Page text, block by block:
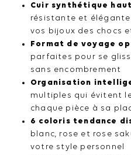
Cuir synthétique
résistante et
vos bijoux des chocs
Format de voyage
parfaites pour se
sans encombrement
Organisation
multiples qui évitent
chaque pièce à sa
6 coloris tendance
blanc, rose et rose
votre style personnel